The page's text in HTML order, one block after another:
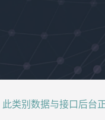
此类别数据与接口后台